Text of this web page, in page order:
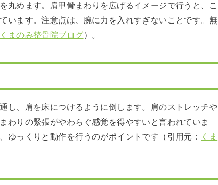
丸めます。肩甲骨まわりを広げるイメージで行うと、こ
います。注意点は、腕に力を入れすぎないことです。無
くまのみ整骨院ブログ）。
し、肩を床につけるように倒します。肩のストレッチや
わりの緊張がやわらぐ感覚を得やすいと言われていま
ゆっくりと動作を行うのがポイントです（引用元：
くま